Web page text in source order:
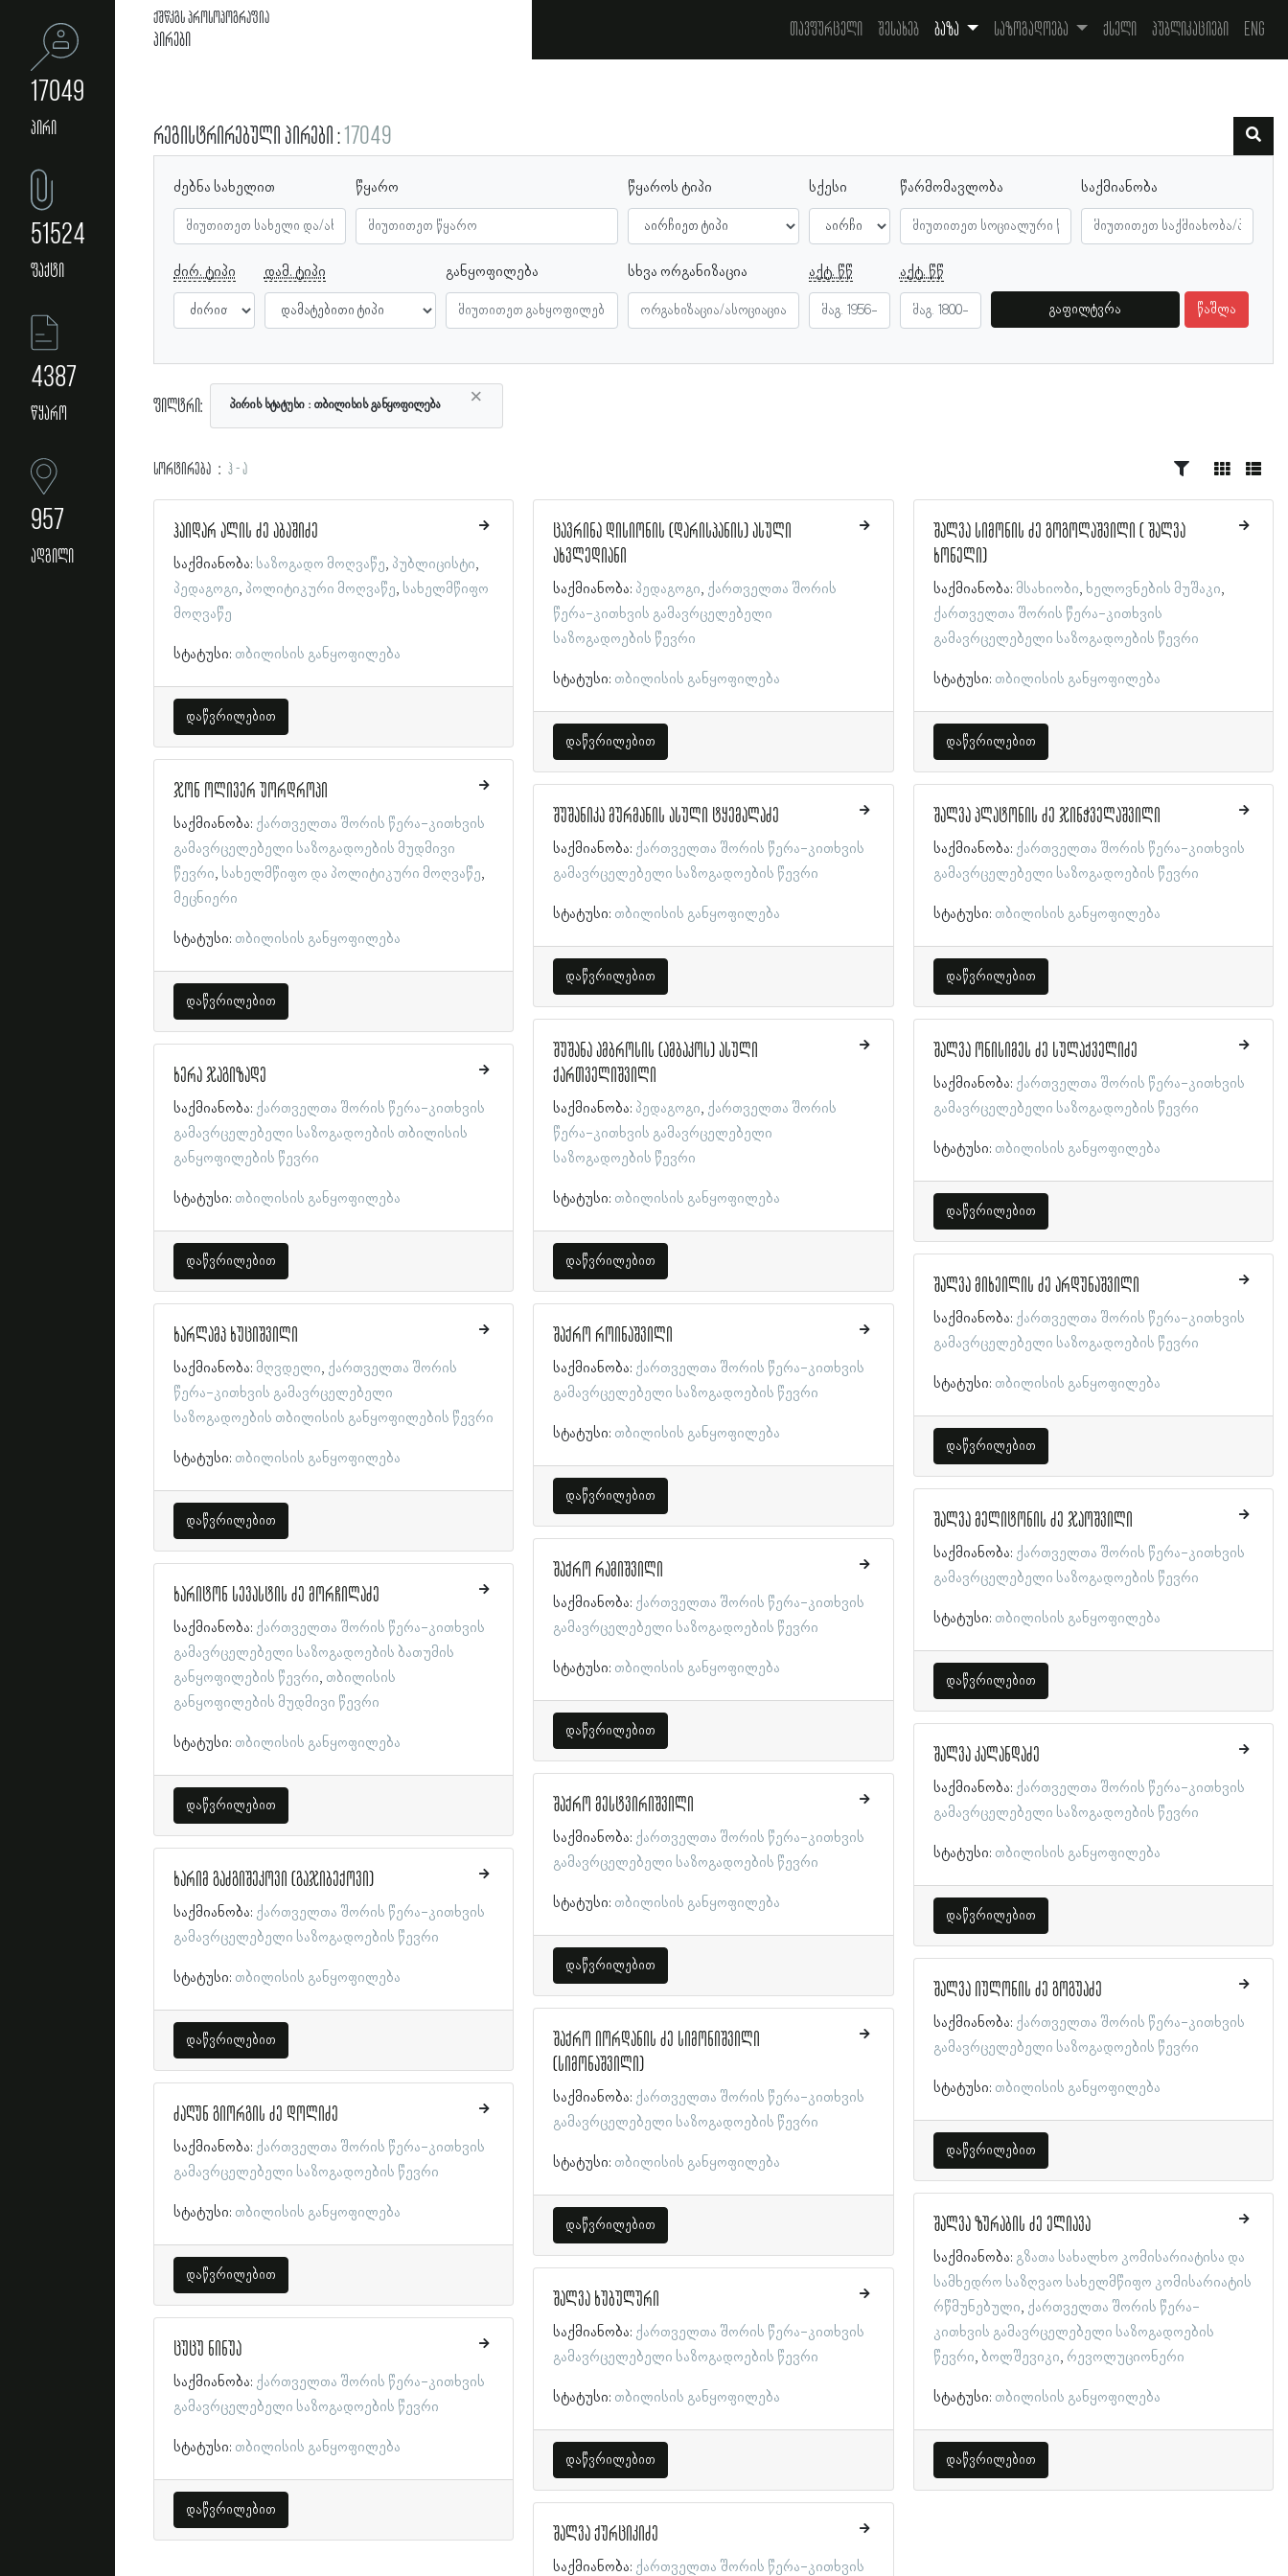
17049
პირი
51524
ფაქტი
4387
წყარო
957
ადგილი
ქშწკგს პროსოპოგრაფია
პირები თავფურცელი შესახებ ბაზა საზოგადოება ქსელი პუბლიკაციები Eng
რეგისტრირებული პირები 17049
ძებნა სახელით წყარო წყაროს ტიპი სქესი წარმომავლობა საქმიანობა
ძირ. ტიპი დამ. ტიპი განყოფილება სხვა ორგანიზაცია აქტ. წწ აქტ. წწ
გაფილტვრა წაშლა
ფილტრი: ×
პირის სტატუსი თბილისის განყოფილება
სორტირება ჰ - ა
ჰაიდარ ალის ძე აბაშიძე
საქმიანობა: საზოგადო მოღვაწე პუბლიცისტი
პედაგოგი პოლიტიკური მოღვაწე სახელმწიფო
მოღვაწე
სტატუსი: თბილისის განყოფილება
დაწვრილებით
ჯონ ოლივერ უორდროპი
საქმიანობა: ქართველთა შორის წერა-კითხვის
გამავრცელებელი საზოგადოების მუდმივი
წევრი სახელმწიფო და პოლიტიკური მოღვაწე
მეცნიერი
სტატუსი: თბილისის განყოფილება
დაწვრილებით
ხერა ჯაგიზადე
საქმიანობა: ქართველთა შორის წერა-კითხვის
გამავრცელებელი საზოგადოების თბილისის
განყოფილების წევრი
სტატუსი: თბილისის განყოფილება
დაწვრილებით
ხარლამპ ხუციშვილი
საქმიანობა: მღვდელი ქართველთა შორის
წერა-კითხვის გამავრცელებელი
საზოგადოების თბილისის განყოფილების წევრი
სტატუსი: თბილისის განყოფილება
დაწვრილებით
ხარიტონ სევასტის ძე მორჩილაძე
საქმიანობა: ქართველთა შორის წერა-კითხვის
გამავრცელებელი საზოგადოების ბათუმის
განყოფილების წევრი თბილისის
განყოფილების მუდმივი წევრი
სტატუსი: თბილისის განყოფილება
დაწვრილებით
ხარიმ გაძგიშეკოვი (გაჯიბექოვი)
საქმიანობა: ქართველთა შორის წერა-კითხვის
გამავრცელებელი საზოგადოების წევრი
სტატუსი: თბილისის განყოფილება
დაწვრილებით
ძაღუნ გიორგის ძე დოლიძე
საქმიანობა: ქართველთა შორის წერა-კითხვის
გამავრცელებელი საზოგადოების წევრი
სტატუსი: თბილისის განყოფილება
დაწვრილებით
ცუცუ ნინუა
საქმიანობა: ქართველთა შორის წერა-კითხვის
გამავრცელებელი საზოგადოების წევრი
სტატუსი: თბილისის განყოფილება
დაწვრილებით
ცავრინა დისიონის (დარისპანის) ასული
ახვლედიანი
საქმიანობა: პედაგოგი ქართველთა შორის
წერა-კითხვის გამავრცელებელი
საზოგადოების წევრი
სტატუსი: თბილისის განყოფილება
დაწვრილებით
შუშანიკა მურმანის ასული ტყემალაძე
საქმიანობა: ქართველთა შორის წერა-კითხვის
გამავრცელებელი საზოგადოების წევრი
სტატუსი: თბილისის განყოფილება
დაწვრილებით
შუშანა ამბროსის (ამბაკოს) ასული
ქართველიშვილი
საქმიანობა: პედაგოგი ქართველთა შორის
წერა-კითხვის გამავრცელებელი
საზოგადოების წევრი
სტატუსი: თბილისის განყოფილება
დაწვრილებით
შაქრო როინაშვილი
საქმიანობა: ქართველთა შორის წერა-კითხვის
გამავრცელებელი საზოგადოების წევრი
სტატუსი: თბილისის განყოფილება
დაწვრილებით
შაქრო რამიშვილი
საქმიანობა: ქართველთა შორის წერა-კითხვის
გამავრცელებელი საზოგადოების წევრი
სტატუსი: თბილისის განყოფილება
დაწვრილებით
შაქრო მესტვირიშვილი
საქმიანობა: ქართველთა შორის წერა-კითხვის
გამავრცელებელი საზოგადოების წევრი
სტატუსი: თბილისის განყოფილება
დაწვრილებით
შაქრო იორდანის ძე სიმონიშვილი
(სიმონაშვილი)
საქმიანობა: ქართველთა შორის წერა-კითხვის
გამავრცელებელი საზოგადოების წევრი
სტატუსი: თბილისის განყოფილება
დაწვრილებით
შალვა ხუბულური
საქმიანობა: ქართველთა შორის წერა-კითხვის
გამავრცელებელი საზოგადოების წევრი
სტატუსი: თბილისის განყოფილება
დაწვრილებით
შალვა ქურციკიძე
საქმიანობა: ქართველთა შორის წერა-კითხვის
შალვა სიმონის ძე გოგოლაშვილი ( შალვა
ხონელი)
საქმიანობა: მსახიობი ხელოვნების მუშაკი
ქართველთა შორის წერა-კითხვის
გამავრცელებელი საზოგადოების წევრი
სტატუსი: თბილისის განყოფილება
დაწვრილებით
შალვა პლატონის ძე ჯინჭველაშვილი
საქმიანობა: ქართველთა შორის წერა-კითხვის
გამავრცელებელი საზოგადოების წევრი
სტატუსი: თბილისის განყოფილება
დაწვრილებით
შალვა ონისიმეს ძე სულაქველიძე
საქმიანობა: ქართველთა შორის წერა-კითხვის
გამავრცელებელი საზოგადოების წევრი
სტატუსი: თბილისის განყოფილება
დაწვრილებით
შალვა მიხეილის ძე არდუნაშვილი
საქმიანობა: ქართველთა შორის წერა-კითხვის
გამავრცელებელი საზოგადოების წევრი
სტატუსი: თბილისის განყოფილება
დაწვრილებით
შალვა მელიტონის ძე ჯაოშვილი
საქმიანობა: ქართველთა შორის წერა-კითხვის
გამავრცელებელი საზოგადოების წევრი
სტატუსი: თბილისის განყოფილება
დაწვრილებით
შალვა კალანდაძე
საქმიანობა: ქართველთა შორის წერა-კითხვის
გამავრცელებელი საზოგადოების წევრი
სტატუსი: თბილისის განყოფილება
დაწვრილებით
შალვა იულონის ძე გოგუაძე
საქმიანობა: ქართველთა შორის წერა-კითხვის
გამავრცელებელი საზოგადოების წევრი
სტატუსი: თბილისის განყოფილება
დაწვრილებით
შალვა ზურაბის ძე ელიავა
საქმიანობა: გზათა სახალხო კომისარიატისა და
სამხედრო საზღვაო სახელმწიფო კომისარიატის
რწმუნებული ქართველთა შორის წერა-
კითხვის გამავრცელებელი საზოგადოების
წევრი ბოლშევიკი რევოლუციონერი
სტატუსი: თბილისის განყოფილება
დაწვრილებით